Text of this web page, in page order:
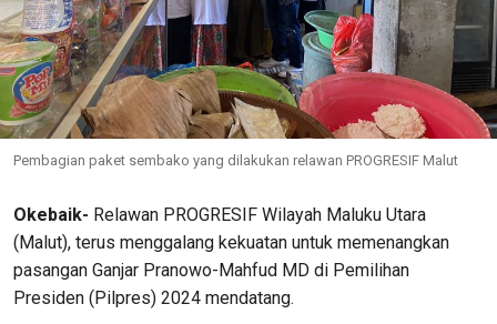
Pembagian paket sembako yang dilakukan relawan PROGRESIF Malut
Okebaik- Relawan PROGRESIF Wilayah Maluku Utara
(Malut), terus menggalang kekuatan untuk memenangkan
pasangan Ganjar Pranowo-Mahfud MD di Pemilihan
Presiden (Pilpres) 2024 mendatang.